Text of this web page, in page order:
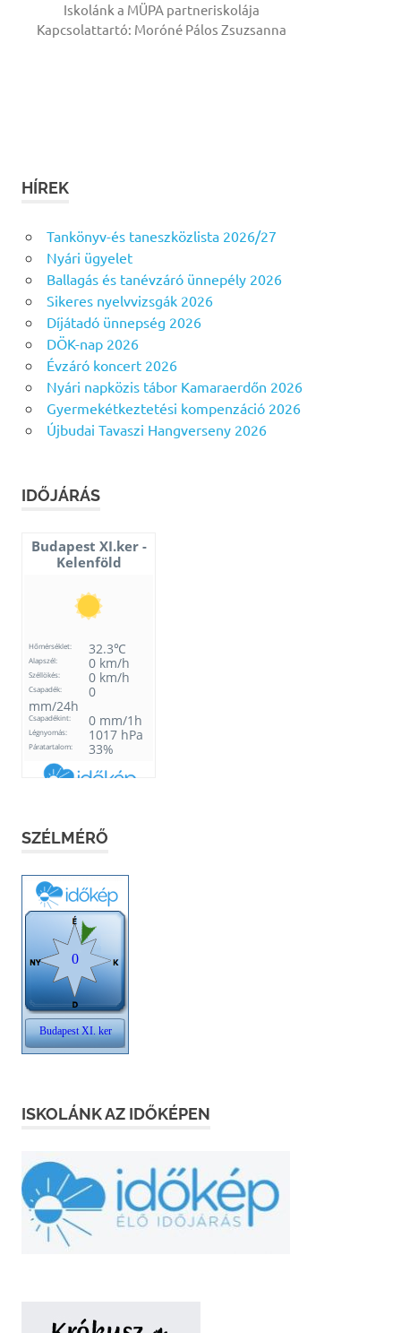
Iskolánk a MÜPA partneriskolája
Kapcsolattartó: Moróné Pálos Zsuzsanna
HÍREK
Tankönyv-és taneszközlista 2026/27
Nyári ügyelet
Ballagás és tanévzáró ünnepély 2026
Sikeres nyelvvizsgák 2026
Díjátadó ünnepség 2026
DÖK-nap 2026
Évzáró koncert 2026
Nyári napközis tábor Kamaraerdőn 2026
Gyermekétkeztetési kompenzáció 2026
Újbudai Tavaszi Hangverseny 2026
IDŐJÁRÁS
SZÉLMÉRŐ
ISKOLÁNK AZ IDŐKÉPEN